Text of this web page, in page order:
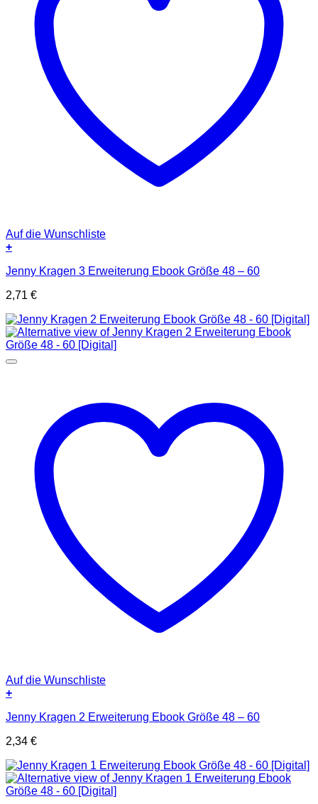
Auf die Wunschliste
+
Jenny Kragen 3 Erweiterung Ebook Größe 48 – 60
2,71 €
Auf die Wunschliste
+
Jenny Kragen 2 Erweiterung Ebook Größe 48 – 60
2,34 €